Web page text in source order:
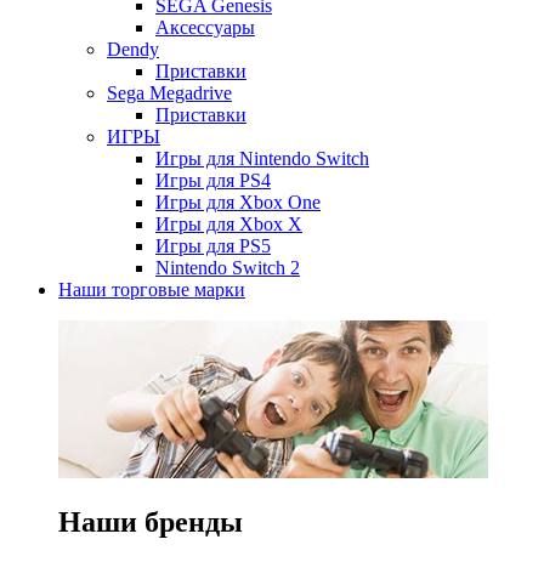
SEGA Genesis
Аксессуары
Dendy
Приставки
Sega Megadrive
Приставки
ИГРЫ
Игры для Nintendo Switch
Игры для PS4
Игры для Xbox One
Игры для Xbox X
Игры для PS5
Nintendo Switch 2
Наши торговые марки
Наши бренды